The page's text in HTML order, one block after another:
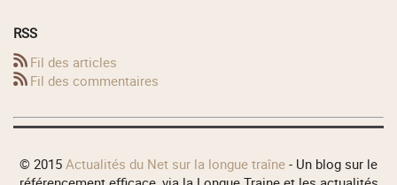
RSS
Fil des articles
Fil des commentaires
© 2015 Actualités du Net sur la longue traîne - Un blog sur le